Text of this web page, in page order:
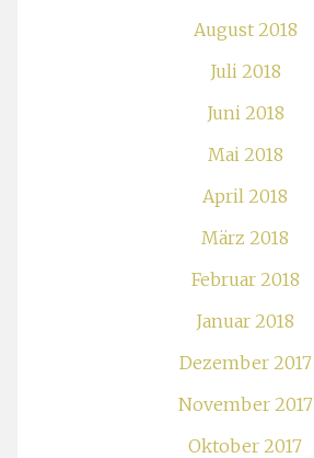
August 2018
Juli 2018
Juni 2018
Mai 2018
April 2018
März 2018
Februar 2018
Januar 2018
Dezember 2017
November 2017
Oktober 2017